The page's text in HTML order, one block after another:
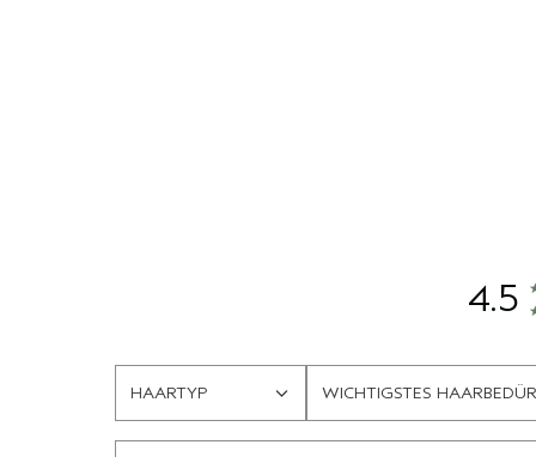
4.5
HAARTYP WICHTIGSTES